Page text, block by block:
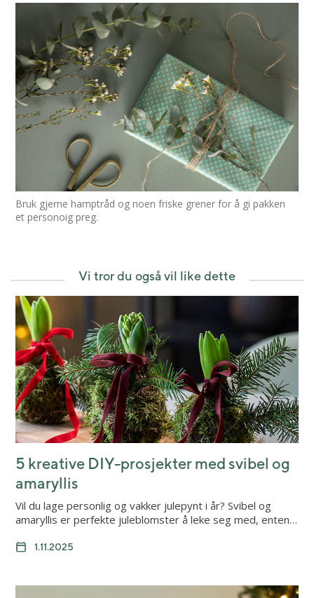
Bruk gjerne hamptråd og noen friske grener for å gi pakken
et personoig preg.
Vi tror du også vil like dette
5 kreative DIY-prosjekter med svibel og
amaryllis
Vil du lage personlig og vakker julepynt i år? Svibel og
amaryllis er perfekte juleblomster å leke seg med, enten…
1.11.2025